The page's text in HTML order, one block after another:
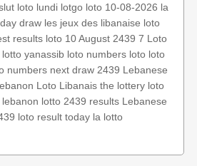
loto lundi lotgo loto 10-08-2026 la
draw les jeux des libanaise loto
results loto 10 August 2439 7 Loto
lotto yanassib loto numbers loto loto
numbers next draw 2439 Lebanese
Loto Libanais the lottery loto
lebanon lotto 2439 results Lebanese
loto result today la lotto